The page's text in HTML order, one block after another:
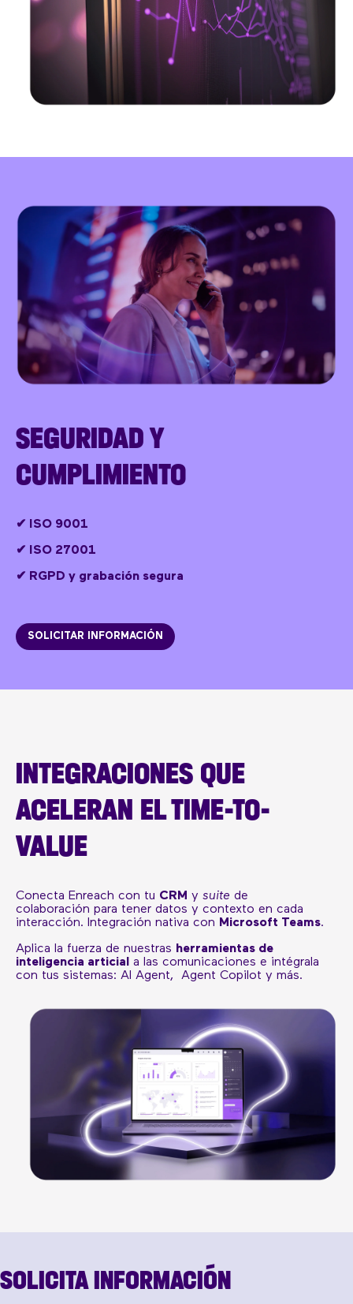
SEGURIDAD Y
CUMPLIMIENTO
✔ ISO 9001
✔ ISO 27001
✔ RGPD y grabación segura
SOLICITAR INFORMACIÓN
INTEGRACIONES QUE
ACELERAN EL TIME-TO-
VALUE
Conecta Enreach con tu CRM y suite de
colaboración para tener datos y contexto en cada
interacción. Integración nativa con Microsoft Teams.
Aplica la fuerza de nuestras herramientas de
inteligencia articial a las comunicaciones e intégrala
con tus sistemas: AI Agent, Agent Copilot y más.
SOLICITA INFORMACIÓN